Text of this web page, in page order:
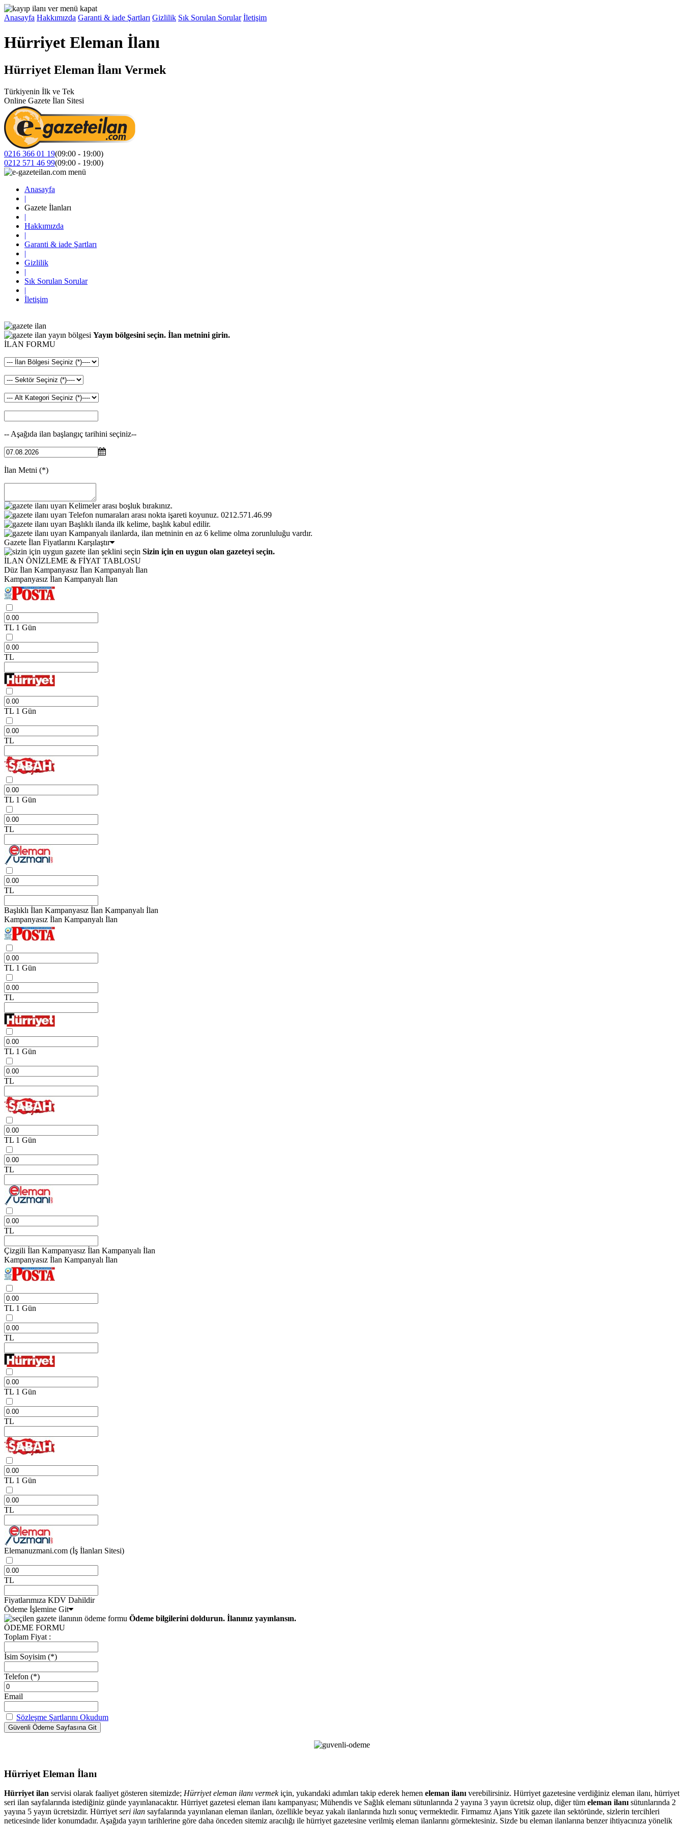
Anasayfa Hakkımızda Garanti & iade Şartları Gizlilik Sık Sorulan Sorular İletişim
Hürriyet Eleman İlanı
Hürriyet Eleman İlanı Vermek
Türkiyenin İlk ve Tek
Online Gazete İlan Sitesi
0216 366 01 19(09:00 - 19:00)
0212 571 46 99(09:00 - 19:00)
Anasayfa
|
Gazete İlanları
|
Hakkımızda
|
Garanti & iade Şartları
|
Gizlilik
|
Sık Sorulan Sorular
|
İletişim
Yayın bölgesini seçin. İlan metnini girin.
İLAN FORMU
-- Aşağıda ilan başlangıç tarihini seçiniz--
İlan Metni (*)
Kelimeler arası boşluk bırakınız.
Telefon numaraları arası nokta işareti koyunuz. 0212.571.46.99
Başlıklı ilanda ilk kelime, başlık kabul edilir.
Kampanyalı ilanlarda, ilan metninin en az 6 kelime olma zorunluluğu vardır.
Gazete İlan Fiyatlarını Karşılaştır
Sizin için en uygun olan gazeteyi seçin.
İLAN ÖNİZLEME & FİYAT TABLOSU
Düz İlan Kampanyasız İlan Kampanyalı İlan
Kampanyasız İlan Kampanyalı İlan
TL 1 Gün
TL
TL 1 Gün
TL
TL 1 Gün
TL
TL
Başlıklı İlan Kampanyasız İlan Kampanyalı İlan
Kampanyasız İlan Kampanyalı İlan
TL 1 Gün
TL
TL 1 Gün
TL
TL 1 Gün
TL
TL
Çizgili İlan Kampanyasız İlan Kampanyalı İlan
Kampanyasız İlan Kampanyalı İlan
TL 1 Gün
TL
TL 1 Gün
TL
TL 1 Gün
TL
Elemanuzmani.com (İş İlanları Sitesi)
TL
Fiyatlarımıza KDV Dahildir
Ödeme İşlemine Git
Ödeme bilgilerini doldurun. İlanınız yayınlansın.
ÖDEME FORMU
Toplam Fiyat :
İsim Soyisim (*)
Telefon (*)
Email
Sözleşme Şartlarını Okudum
Hürriyet Eleman İlanı
Hürriyet ilan servisi olarak faaliyet gösteren sitemizde; Hürriyet eleman ilanı vermekiçin, yukarıdaki adımları takip ederek hemen eleman ilanı verebilirsiniz. Hürriyet gazetesine verdiğiniz eleman ilanı, hürriyet
seri ilan sayfalarında istediğiniz günde yayınlanacaktır. Hürriyet gazetesi eleman ilanı kampanyası; Mühendis ve Sağlık elemanı sütunlarında 2 yayına 3 yayın ücretsiz olup, diğer tüm eleman ilanı sütunlarında 2
yayına 5 yayın ücretsizdir. Hürriyet seri ilan sayfalarında yayınlanan eleman ilanları, özellikle beyaz yakalı ilanlarında hızlı sonuç vermektedir. Firmamız Ajans Yitik gazete ilan sektöründe, sizlerin tercihleri
neticesinde lider konumdadır. Aşağıda yayın tarihlerine göre daha önceden sitemiz aracılığı ile hürriyet gazetesine verilmiş eleman ilanlarını görmektesiniz. Sizde bu eleman ilanlarına benzer ihtiyacınıza yönelik